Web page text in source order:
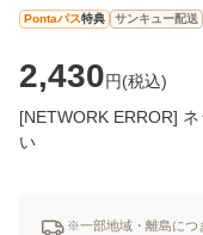
Pontaパス特典 サンキュー配送
2,430円(税込)
[NETWORK ERROR]
い
※一部地域・離島につ